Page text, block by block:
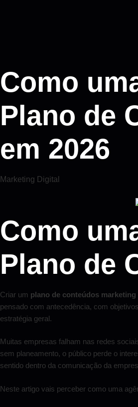
Como
Plano de
em 2026
Marketing Digital
Como
Plano de
Criar um plano de conteúdos marketing
pensado com antecedência, com
estratégia geral.
Muitas empresas falham nas redes
sem planeamento, o público perde o
sentido dentro da comunicação da
Neste artigo vais perceber como uma